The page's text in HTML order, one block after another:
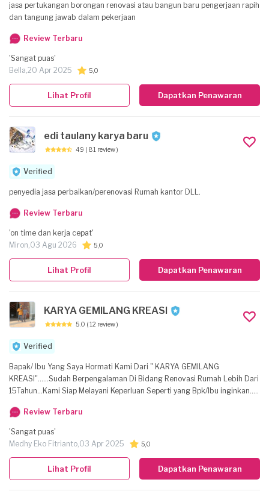
jasa pertukangan borongan renovasi atau bangun baru pengerjaan rapih
dan tangung jawab dalam pekerjaan
Review Terbaru
'Sangat puas'
Bella,20 Apr 2025 5,0
Dapatkan Penawaran
Lihat Profil
edi taulany karya baru
4.9 ( 81 review )
Verified
penyedia jasa perbaikan/perenovasi Rumah kantor DLL.
Review Terbaru
'on time dan kerja cepat'
Miron,03 Agu 2026 5,0
Dapatkan Penawaran
Lihat Profil
KARYA GEMILANG KREASI
5.0 ( 12 review )
Verified
Bapak/ Ibu Yang Saya Hormati Kami Dari " KARYA GEMILANG
KREASI"......Sudah Berpengalaman Di Bidang Renovasi Rumah Lebih Dari
15Tahun...Kami Siap Melayani Keperluan Seperti yang Bpk/Ibu inginkan.....
Karena Kepuasan Kostumer Adalah Tujuan Kami.. Kami Siap Memberikan
Garansi Pekerjaan Selama 2bulan Setelah Pekerjaan Selesai.
Review Terbaru
'Sangat puas'
Medhy Eko Fitrianto,03 Apr 2025 5,0
Dapatkan Penawaran
Lihat Profil